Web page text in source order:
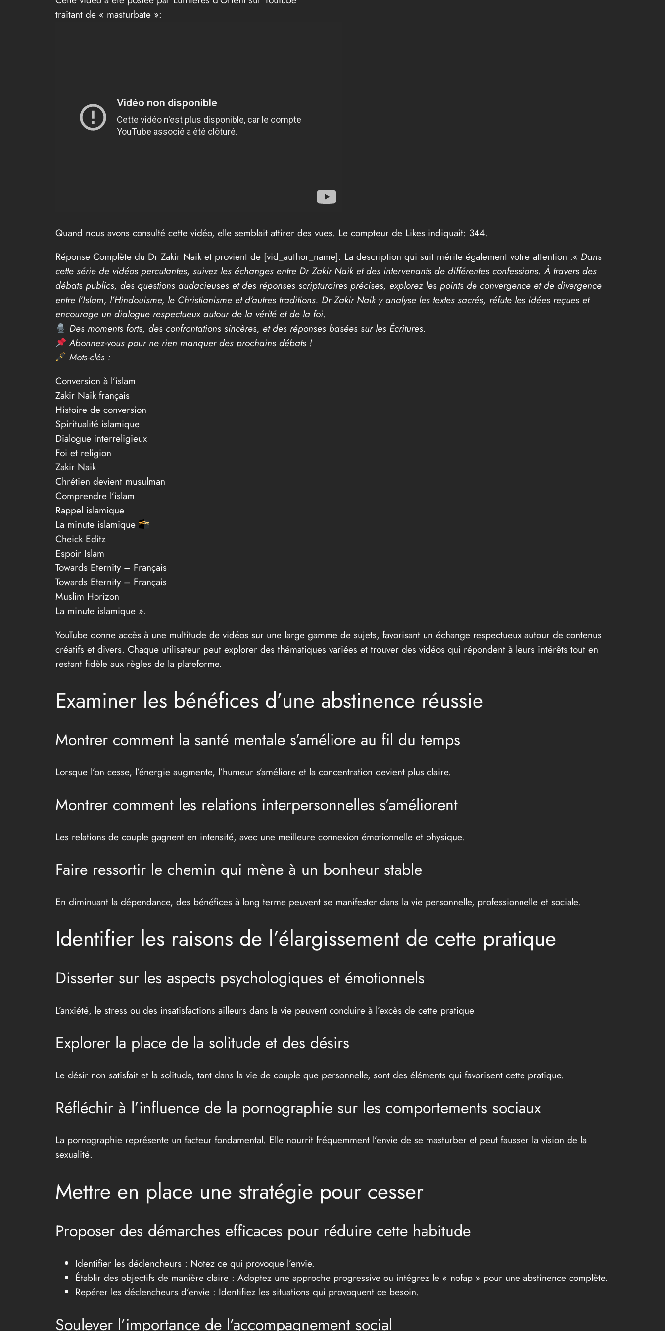
traitant de « masturbate »:
Quand nous avons consulté cette vidéo, elle semblait attirer des vues. Le compteur de Likes indiquait: 344.
Réponse Complète du Dr Zakir Naik et provient de [vid_author_name]. La description qui suit mérite également votre attention :« Dans
cette série de vidéos percutantes, suivez les échanges entre Dr Zakir Naik et des intervenants de différentes confessions. À travers des
débats publics, des questions audacieuses et des réponses scripturaires précises, explorez les points de convergence et de divergence
entre l’Islam, l’Hindouisme, le Christianisme et d’autres traditions. Dr Zakir Naik y analyse les textes sacrés, réfute les idées reçues et
encourage un dialogue respectueux autour de la vérité et de la foi.
Des moments forts, des confrontations sincères, et des réponses basées sur les Écritures.
Abonnez-vous pour ne rien manquer des prochains débats !
Mots-clés :
Conversion à l’islam
Zakir Naik français
Histoire de conversion
Spiritualité islamique
Dialogue interreligieux
Foi et religion
Zakir Naik
Chrétien devient musulman
Comprendre l’islam
Rappel islamique
La minute islamique
Cheick Editz
Espoir Islam
Towards Eternity – Français
Towards Eternity – Français
Muslim Horizon
La minute islamique ».
YouTube donne accès à une multitude de vidéos sur une large gamme de sujets, favorisant un échange respectueux autour de contenus
créatifs et divers. Chaque utilisateur peut explorer des thématiques variées et trouver des vidéos qui répondent à leurs intérêts tout en
restant fidèle aux règles de la plateforme.
Examiner les bénéfices d’une abstinence réussie
Montrer comment la santé mentale s’améliore au fil du temps
Lorsque l’on cesse, l’énergie augmente, l’humeur s’améliore et la concentration devient plus claire.
Montrer comment les relations interpersonnelles s’améliorent
Les relations de couple gagnent en intensité, avec une meilleure connexion émotionnelle et physique.
Faire ressortir le chemin qui mène à un bonheur stable
En diminuant la dépendance, des bénéfices à long terme peuvent se manifester dans la vie personnelle, professionnelle et sociale.
Identifier les raisons de l’élargissement de cette pratique
Disserter sur les aspects psychologiques et émotionnels
L’anxiété, le stress ou des insatisfactions ailleurs dans la vie peuvent conduire à l’excès de cette pratique.
Explorer la place de la solitude et des désirs
Le désir non satisfait et la solitude, tant dans la vie de couple que personnelle, sont des éléments qui favorisent cette pratique.
Réfléchir à l’influence de la pornographie sur les comportements sociaux
La pornographie représente un facteur fondamental. Elle nourrit fréquemment l’envie de se masturber et peut fausser la vision de la
sexualité.
Mettre en place une stratégie pour cesser
Proposer des démarches efficaces pour réduire cette habitude
Identifier les déclencheurs : Notez ce qui provoque l’envie.
Établir des objectifs de manière claire : Adoptez une approche progressive ou intégrez le « nofap » pour une abstinence complète.
Repérer les déclencheurs d’envie : Identifiez les situations qui provoquent ce besoin.
Soulever l’importance de l’accompagnement social